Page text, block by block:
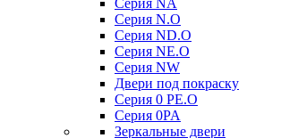
Серия NA
Серия N.O
Серия ND.O
Серия NE.O
Серия NW
Двери под покраску
Серия 0 PE.O
Серия 0PA
Зеркальные двери